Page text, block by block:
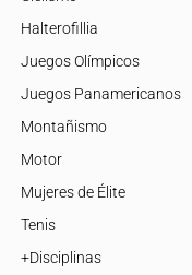
Halterofillia
Juegos Olímpicos
Juegos Panamericanos
Montañismo
Motor
Mujeres de Élite
Tenis
+Disciplinas